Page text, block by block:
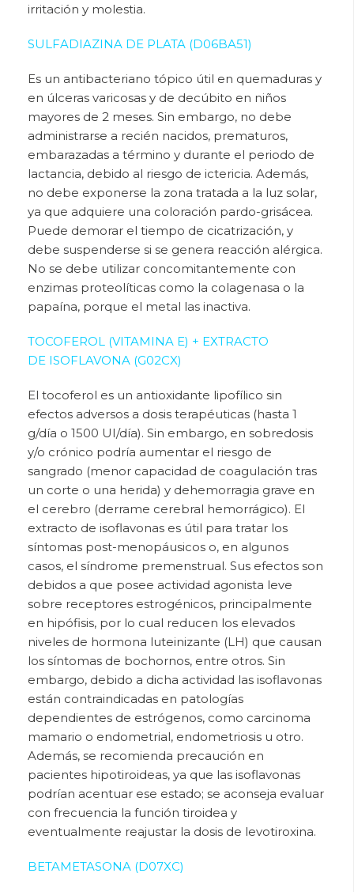
irritación y molestia.
SULFADIAZINA DE PLATA (D06BA51)
Es un antibacteriano tópico útil en quemaduras y
en úlceras varicosas y de decúbito en niños
mayores de 2 meses. Sin embargo, no debe
administrarse a recién nacidos, prematuros,
embarazadas a término y durante el periodo de
lactancia, debido al riesgo de ictericia. Además,
no debe exponerse la zona tratada a la luz solar,
ya que adquiere una coloración pardo-grisácea.
Puede demorar el tiempo de cicatrización, y
debe suspenderse si se genera reacción alérgica.
No se debe utilizar concomitantemente con
enzimas proteolíticas como la colagenasa o la
papaína, porque el metal las inactiva.
TOCOFEROL (VITAMINA E) + EXTRACTO
DE ISOFLAVONA (G02CX)
El tocoferol es un antioxidante lipofílico sin
efectos adversos a dosis terapéuticas (hasta 1
g/día o 1500 UI/día). Sin embargo, en sobredosis
y/o crónico podría aumentar el riesgo de
sangrado (menor capacidad de coagulación tras
un corte o una herida) y dehemorragia grave en
el cerebro (derrame cerebral hemorrágico). El
extracto de isoflavonas es útil para tratar los
síntomas post-menopáusicos o, en algunos
casos, el síndrome premenstrual. Sus efectos son
debidos a que posee actividad agonista leve
sobre receptores estrogénicos, principalmente
en hipófisis, por lo cual reducen los elevados
niveles de hormona luteinizante (LH) que causan
los síntomas de bochornos, entre otros. Sin
embargo, debido a dicha actividad las isoflavonas
están contraindicadas en patologías
dependientes de estrógenos, como carcinoma
mamario o endometrial, endometriosis u otro.
Además, se recomienda precaución en
pacientes hipotiroideas, ya que las isoflavonas
podrían acentuar ese estado; se aconseja evaluar
con frecuencia la función tiroidea y
eventualmente reajustar la dosis de levotiroxina.
BETAMETASONA (D07XC)